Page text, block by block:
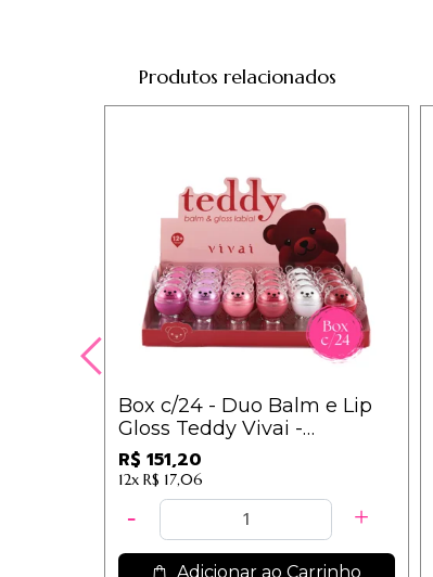
Produtos relacionados
Box c/24 - Duo Balm e Lip
Gloss Teddy Vivai -
3206.1.1/3178.1.1 - Cores
Sortidas / 6,30
R$ 151,20
12x R$ 17,06
Adicionar ao Carrinho